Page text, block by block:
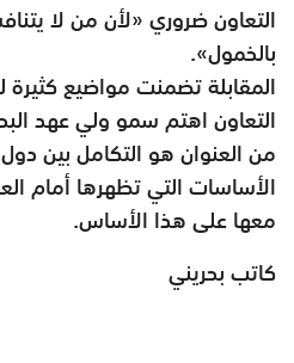
التعاون ضروري «لأن من لا
بالخمول».
المقابلة تضمنت مواضيع
التعاون اهتم سمو ولي عهد
من العنوان هو التكامل بين
الأساسات التي تظهرها أمام
معها على هذا الأساس.
كاتب بحريني